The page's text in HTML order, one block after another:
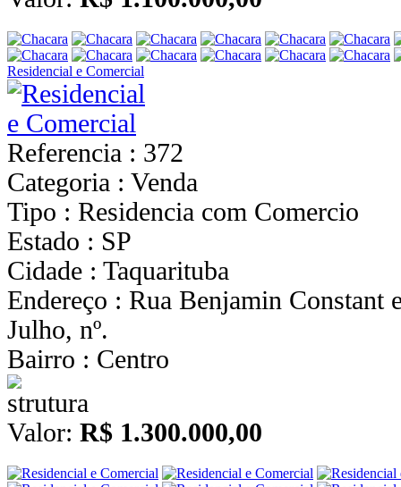
Residencial e Comercial
Referencia : 372
Categoria : Venda
Tipo : Residencia com Comercio
Estado : SP
Cidade : Taquarituba
Endereço : Rua Benjamin Constant
Julho, nº.
Bairro : Centro
Valor: R$ 1.300.000,00